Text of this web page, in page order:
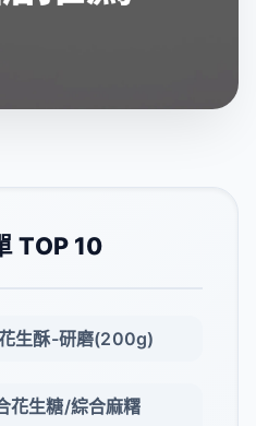
TOP 10
花生酥-研磨(200g)
花生糖/綜合麻糬